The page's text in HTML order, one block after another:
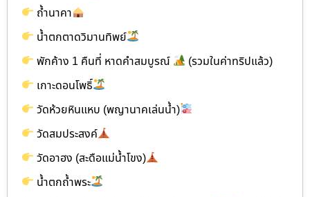
ถ้ำนาคา
น้ำตกตาดวิมานทิพย์
พักค้าง 1 คืนที่ หาดคำสมบูรณ์
(รวมในค่าทริปแล้ว)
เกาะดอนโพธิ์
วัดห้วยหินแหบ (พญานาคเล่นน้ำ)
วัดสมประสงค์
วัดอาฮง (สะดือแม่น้ำโขง)
น้ำตกถ้ำพระ